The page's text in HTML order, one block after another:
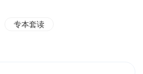
专本套读